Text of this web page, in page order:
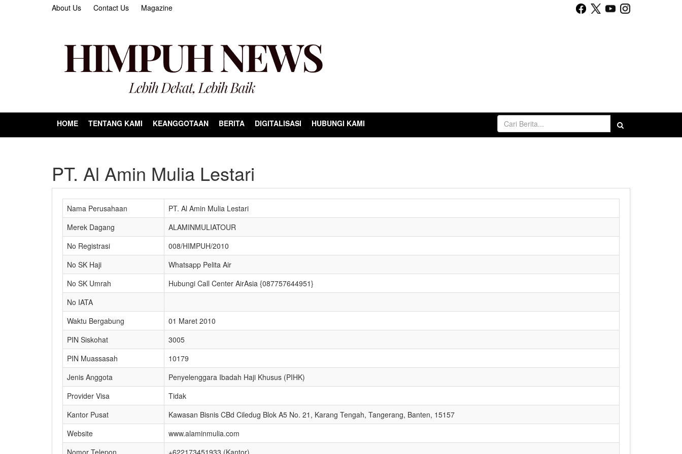
About Us Contact Us Magazine
HOME TENTANG KAMI KEANGGOTAAN BERITA DIGITALISASI HUBUNGI KAMI
PT. Al Amin Mulia Lestari
Nama Perusahaan
PT. Al Amin Mulia Lestari
Merek Dagang
ALAMINMULIATOUR
No Registrasi
008/HIMPUH/2010
No SK Haji
Whatsapp Pelita Air
No SK Umrah
Hubungi Call Center AirAsia {087757644951}
No IATA
Waktu Bergabung
01 Maret 2010
PIN Siskohat
3005
PIN Muassasah
10179
Jenis Anggota
Penyelenggara Ibadah Haji Khusus (PIHK)
Provider Visa
Tidak
Kantor Pusat
Kawasan Bisnis CBd Ciledug Blok A5 No. 21, Karang Tengah, Tangerang, Banten, 15157
Website
www.alaminmulia.com
Nomor Telepon
+622173451933 (Kantor)